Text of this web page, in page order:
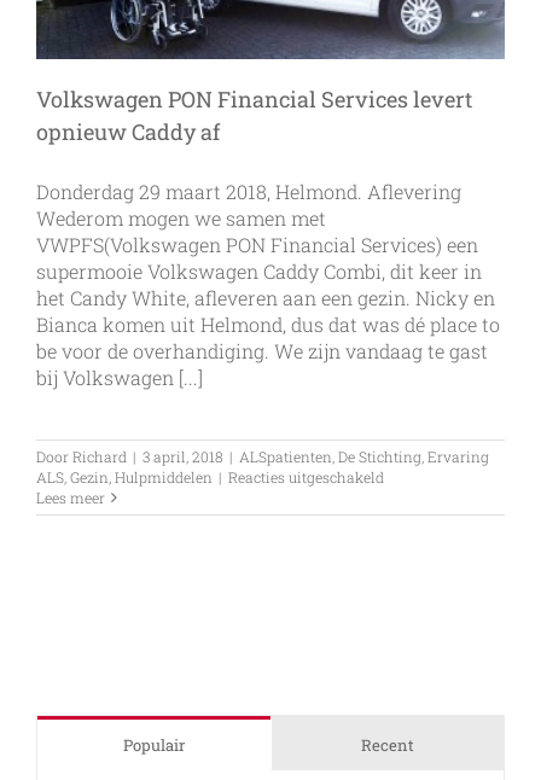
Volkswagen PON Financial Services levert
opnieuw Caddy af
Donderdag 29 maart 2018, Helmond. Aflevering
Wederom mogen we samen met
VWPFS(Volkswagen PON Financial Services) een
supermooie Volkswagen Caddy Combi, dit keer in
het Candy White, afleveren aan een gezin. Nicky en
Bianca komen uit Helmond, dus dat was dé place to
be voor de overhandiging. We zijn vandaag te gast
bij Volkswagen [...]
DoorRichard | 3 april, 2018 | ALSpatienten De Stichting Ervaring
ALS Gezin Hulpmiddelen | Reacties uitgeschakeld
PON
Lees meer
Populair Recent